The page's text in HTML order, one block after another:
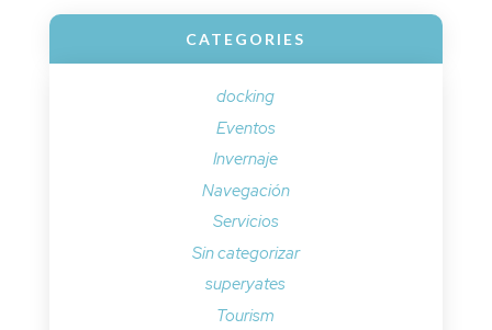
CATEGORIES
docking
Eventos
Invernaje
Navegación
Servicios
Sin categorizar
superyates
Tourism